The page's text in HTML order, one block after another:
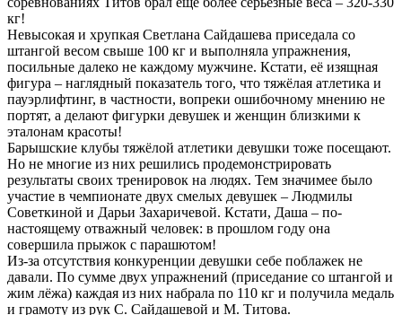
кг!
Невысокая и хрупкая Светлана Сайдашева приседала со
штангой весом свыше 100 кг и выполняла упражнения,
посильные далеко не каждому мужчине. Кстати, её изящная
фигура – наглядный показатель того, что тяжёлая атлетика и
пауэрлифтинг, в частности, вопреки ошибочному мнению не
портят, а делают фигурки девушек и женщин близкими к
эталонам красоты!
Барышские клубы тяжёлой атлетики девушки тоже посещают.
Но не многие из них решились продемонстрировать
результаты своих тренировок на людях. Тем значимее было
участие в чемпионате двух смелых девушек – Людмилы
Советкиной и Дарьи Захаричевой. Кстати, Даша – по-
настоящему отважный человек: в прошлом году она
совершила прыжок с парашютом!
Из-за отсутствия конкуренции девушки себе поблажек не
давали. По сумме двух упражнений (приседание со штангой и
жим лёжа) каждая из них набрала по 110 кг и получила медаль
и грамоту из рук С. Сайдашевой и М. Титова.